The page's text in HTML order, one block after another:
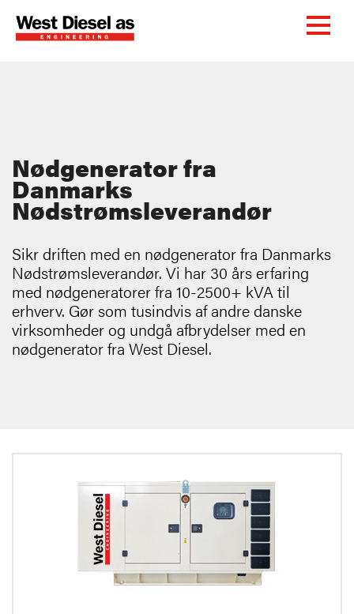
Nødgenerator fra
Danmarks
Nødstrømsleverandør
Sikr driften med en nødgenerator fra Danmarks
Nødstrømsleverandør. Vi har 30 års erfaring
med nødgeneratorer fra 10-2500+ kVA til
erhverv. Gør som tusindvis af andre danske
virksomheder og undgå afbrydelser med en
nødgenerator fra West Diesel.